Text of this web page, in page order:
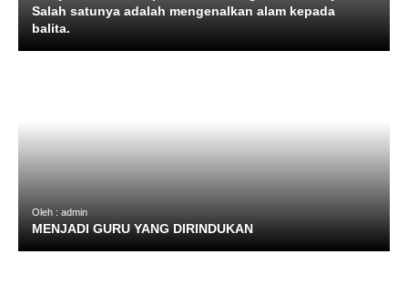
Salah satunya adalah mengenalkan alam kepada
balita.
Oleh : admin
MENJADI GURU YANG DIRINDUKAN